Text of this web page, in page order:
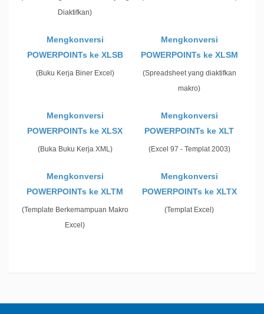
Diaktifkan)
Mengkonversi
POWERPOINTs ke XLSB
(Buku Kerja Biner Excel)
Mengkonversi
POWERPOINTs ke XLSM
(Spreadsheet yang diaktifkan
makro)
Mengkonversi
POWERPOINTs ke XLSX
(Buka Buku Kerja XML)
Mengkonversi
POWERPOINTs ke XLT
(Excel 97 - Templat 2003)
Mengkonversi
POWERPOINTs ke XLTM
(Template Berkemampuan Makro
Excel)
Mengkonversi
POWERPOINTs ke XLTX
(Templat Excel)